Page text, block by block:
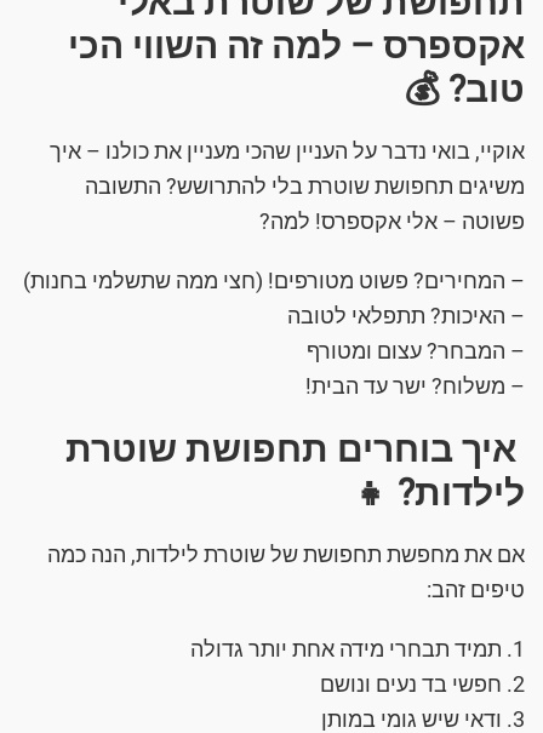
אקספרס – למה זה השווי הכי
טוב? 💰
אוקיי, בואי נדבר על העניין שהכי מעניין את כולנו – איך
משיגים תחפושת שוטרת בלי להתרושש? התשובה
פשוטה – אלי אקספרס! למה?
– המחירים? פשוט מטורפים! (חצי ממה שתשלמי בחנות)
– האיכות? תתפלאי לטובה
– המבחר? עצום ומטורף
– משלוח? ישר עד הבית!
איך בוחרים תחפושת שוטרת
לילדות? 👧
אם את מחפשת תחפושת של שוטרת לילדות, הנה כמה
טיפים זהב:
1. תמיד תבחרי מידה אחת יותר גדולה
2. חפשי בד נעים ונושם
3. ודאי שיש גומי במותן